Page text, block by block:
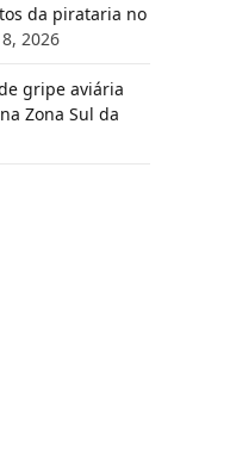
da pirataria no
2026
gripe aviária
Zona Sul da